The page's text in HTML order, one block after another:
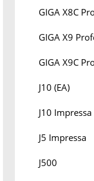
GIGA X8C
GIGA X9
GIGA X9C
J10 (EA)
J10 Impressa
J5 Impressa
J500